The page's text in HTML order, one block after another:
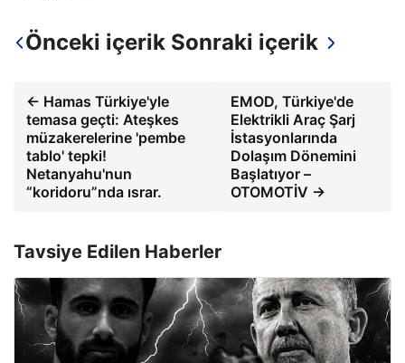
Önceki içerik Sonraki içerik
← Hamas Türkiye'yle
temasa geçti: Ateşkes
müzakerelerine 'pembe
tablo' tepki!
Netanyahu'nun
“koridoru”nda ısrar.
EMOD, Türkiye'de
Elektrikli Araç Şarj
İstasyonlarında
Dolaşım Dönemini
Başlatıyor –
OTOMOTİV →
Tavsiye Edilen Haberler